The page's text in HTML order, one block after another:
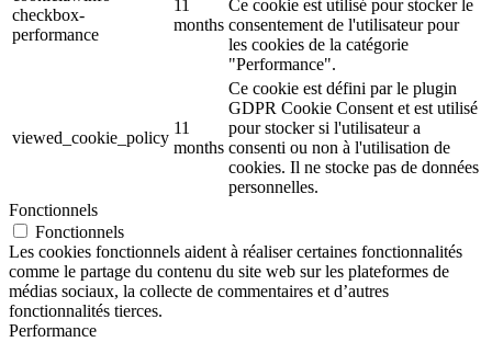
checkbox-
performance
11
months
Ce cookie est utilisé pour stocker le
consentement de l'utilisateur pour
les cookies de la catégorie
"Performance".
viewed_cookie_policy
11
months
Ce cookie est défini par le plugin
GDPR Cookie Consent et est utilisé
pour stocker si l'utilisateur a
consenti ou non à l'utilisation de
cookies. Il ne stocke pas de données
personnelles.
Fonctionnels
Fonctionnels
Les cookies fonctionnels aident à réaliser certaines fonctionnalités
comme le partage du contenu du site web sur les plateformes de
médias sociaux, la collecte de commentaires et d’autres
fonctionnalités tierces.
Performance